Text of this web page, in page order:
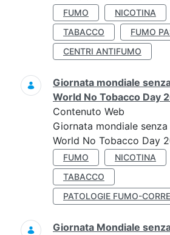
FUMO NICOTINA
TABACCO
FUMO
CENTRI ANTIFUMO
Giornata mondiale
World No Tobacco Day
Contenuto Web
Giornata mondiale
World No Tobacco Day
FUMO NICOTINA
TABACCO
PATOLOGIE FUMO-
Giornata Mondiale